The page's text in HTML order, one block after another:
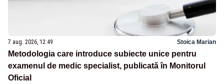
7 aug. 2026, 12:49 Stoica Marian
Metodologia care introduce subiecte unice pentru
examenul de medic specialist, publicată în Monitorul
Oficial